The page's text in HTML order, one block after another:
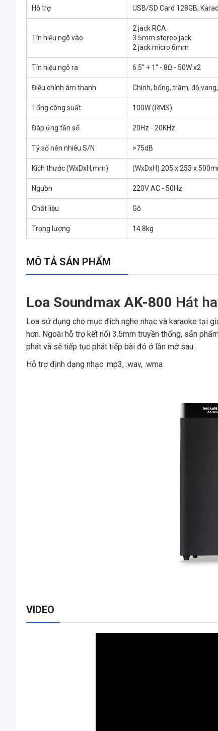
Hỗ trợ USB/SD Card 128GB,
Tín hiệu ngõ vào
2 jack RCA
3.5mm stereo jack
2 jack micro 6mm
Tín hiệu ngõ ra 6.5" + 1" - 8Ω - 50W x2
Điều chỉnh âm thanh Chính, bổng, trầm, độ
Tổng công suất 100W (RMS)
Đáp ứng tần số 20Hz - 20KHz
Tỷ số nén nhiễu S/N >75dB
Kích thước (WxDxH,mm) (WxDxH) 205 x 253 x
Nguồn 220V AC - 50Hz
Chất liệu Gỗ
Trọng lượng 14.8kg
MÔ TẢ SẢN PHẨM
Loa Soundmax AK-800 Hát
Loa sử dụng cho mục đích nghe nhạc và karaoke tại
hơn. Ngoài hỗ trợ kết nối 3.5mm truyền thống, sản
phát và sẽ tiếp tục phát tiếp bài đó ở lần mở sau.
Hỗ trợ định dạng nhạc .mp3, .wav, .wma
VIDEO